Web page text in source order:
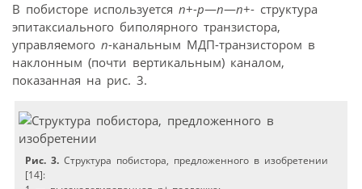
В побисторе используется n+-p—n—n+- структура
эпитаксиального биполярного транзистора,
управляемого n-канальным МДП-транзистором в
наклонным (почти вертикальным) каналом,
показанная на рис. 3.
Рис. 3. Структура побистора, предложенного в изобретении
[14]: